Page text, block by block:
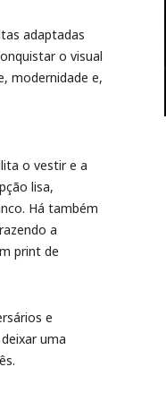
adaptadas
o visual
modernidade e,
o vestir e a
lisa,
Há também
a
print de
e
uma